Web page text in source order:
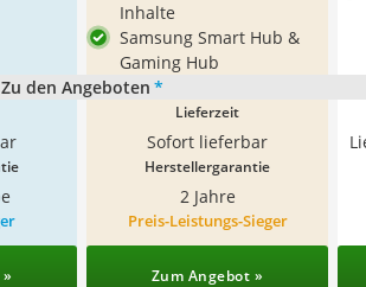
Inhalte
Samsung Smart Hub &
Gaming Hub
Zu den Angeboten *
Lieferzeit
Sofort lieferbar
Herstellergarantie
2 Jahre
Preis-Leistungs-Sieger
Zum Angebot »